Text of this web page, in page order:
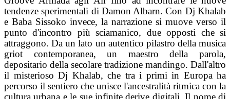
tendenze sperimentali di Damon Albarn. Con Dj Khalab
e Baba Sissoko invece, la narrazione si muove verso il
punto d'incontro più sciamanico, due opposti che si
attraggono. Da un lato un autentico pilastro della musica
griot contemporanea, un maestro della parola,
depositario della secolare tradizione mandingo. Dall'altro
il misterioso Dj Khalab, che tra i primi in Europa ha
percorso il sentiero che unisce l'ancestralità ritmica con la
cultura urbana e le sue infinite derive digitali. Il nome di